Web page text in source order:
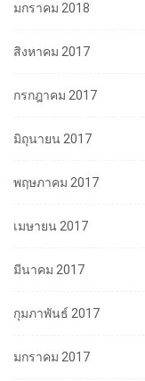
มกราคม 2018
สิงหาคม 2017
กรกฎาคม 2017
มิถุนายน 2017
พฤษภาคม 2017
เมษายน 2017
มีนาคม 2017
กุมภาพันธ์ 2017
มกราคม 2017